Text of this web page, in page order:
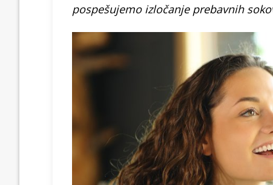
pospešujemo izločanje prebavnih